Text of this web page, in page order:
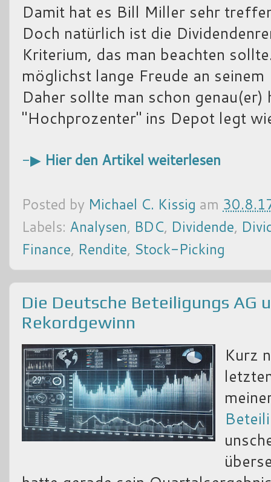
Damit hat es Bill Miller sehr
Doch natürlich ist die
Kriterium, das man beachten
möglichst lange Freude an
Daher sollte man schon genau(er)
"Hochprozenter" ins Depot legt
-▶ Hier den Artikel weiterlesen
Posted by Michael C. Kissig am
Labels: Analysen, BDC, Dividende,
Finance, Rendite, Stock-Picking
Die Deutsche Beteiligungs AG
Rekordgewinn
Kurz